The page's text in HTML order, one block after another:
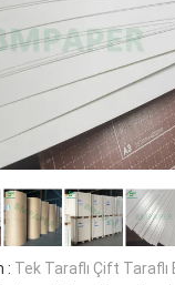
: Tek Taraflı Çift Taraflı